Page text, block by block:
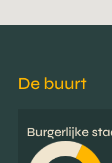
De buurt
Burgerlijke